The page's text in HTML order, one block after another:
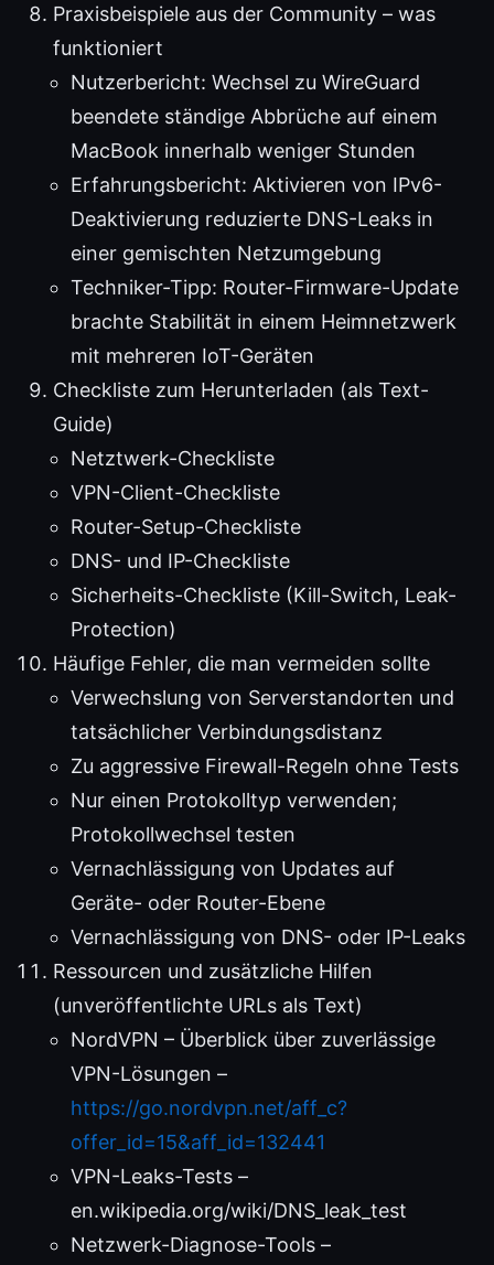
Praxisbeispiele aus der Community – was
funktioniert
Nutzerbericht: Wechsel zu WireGuard
beendete ständige Abbrüche auf einem
MacBook innerhalb weniger Stunden
Erfahrungsbericht: Aktivieren von IPv6-
Deaktivierung reduzierte DNS-Leaks in
einer gemischten Netzumgebung
Techniker-Tipp: Router-Firmware-Update
brachte Stabilität in einem Heimnetzwerk
mit mehreren IoT-Geräten
Checkliste zum Herunterladen (als Text-
Guide)
Netztwerk-Checkliste
VPN-Client-Checkliste
Router-Setup-Checkliste
DNS- und IP-Checkliste
Sicherheits-Checkliste (Kill-Switch, Leak-
Protection)
Häufige Fehler, die man vermeiden sollte
Verwechslung von Serverstandorten und
tatsächlicher Verbindungsdistanz
Zu aggressive Firewall-Regeln ohne Tests
Nur einen Protokolltyp verwenden;
Protokollwechsel testen
Vernachlässigung von Updates auf
Geräte- oder Router-Ebene
Vernachlässigung von DNS- oder IP-Leaks
Ressourcen und zusätzliche Hilfen
(unveröffentlichte URLs als Text)
NordVPN – Überblick über zuverlässige
VPN-Lösungen –
https://go.nordvpn.net/aff_c?
offer_id=15&aff_id=132441
VPN-Leaks-Tests –
en.wikipedia.org/wiki/DNS_leak_test
Netzwerk-Diagnose-Tools –